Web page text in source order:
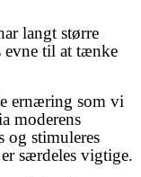
langt større
evne til at tænke
ernæring som vi
moderens
og stimuleres
særdeles vigtige.